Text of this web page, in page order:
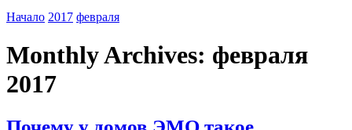
Начало 2017 февраля
Monthly Archives: февраля
2017